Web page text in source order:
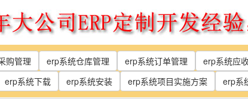
购管理 erp系统仓库管理 erp系统订单管理 erp系统应
erp系统下载 erp系统安装 erp系统项目实施方案 erp系